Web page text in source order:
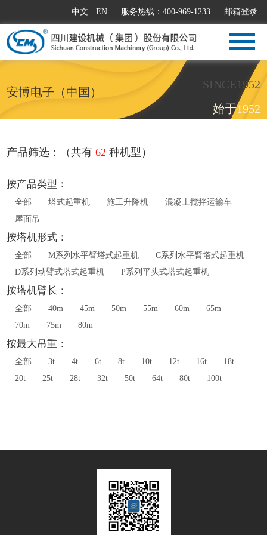
中文 EN 服务热线：400-969-1233 邮箱登录
安博电子（中国）
SINCE1952
始于1952
产品筛选：（共有62 种机型）
按产品类型：
全部 塔式起重机 施工升降机
混凝土搅拌运输车
屋面吊
按塔机形式：
全部 M系列水平臂塔式起重机
C系列水平臂塔式起重机
D系列动臂式塔式起重机
P系列平头式塔式起重机
按塔机臂长：
全部 40m 45m 50m 55m 60m
65m
70m
75m 80m
按最大吊重：
全部 3t 4t 6t 8t 10t 12t 16t
18t
20t
25t 28t 32t 50t 64t 80t 100t